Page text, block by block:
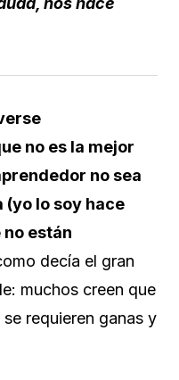
no es la mejor
no sea
lo soy hace
están
decía el gran
muchos creen que
requieren ganas y